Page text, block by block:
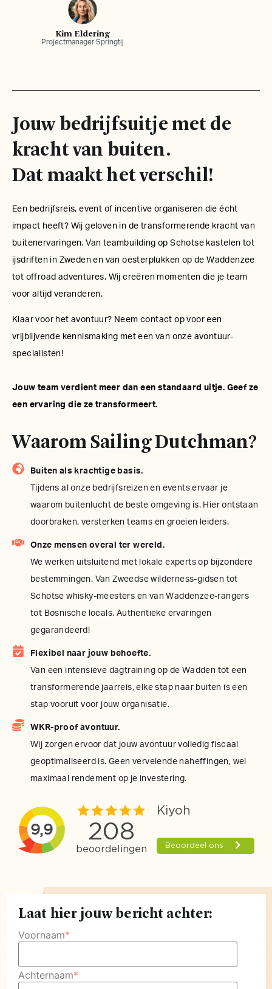
Kim Eldering
Projectmanager Springtij
Jouw bedrijfsuitje met de
kracht van buiten.
Dat maakt het verschil!
Een bedrijfsreis, event of incentive organiseren die écht
impact heeft? Wij geloven in de transformerende kracht van
buitenervaringen. Van teambuilding op Schotse kastelen tot
ijsdriften in Zweden en van oesterplukken op de Waddenzee
tot offroad adventures. Wij creëren momenten die je team
voor altijd veranderen.
Klaar voor het avontuur? Neem contact op voor een
vrijblijvende kennismaking met een van onze avontuur-
specialisten!
Jouw team verdient meer dan een standaard uitje. Geef ze
een ervaring die ze transformeert.
Waarom Sailing Dutchman?
Buiten als krachtige basis.
Tijdens al onze bedrijfsreizen en events ervaar je
waarom buitenlucht de beste omgeving is. Hier ontstaan
doorbraken, versterken teams en groeien leiders.
Onze mensen overal ter wereld.
We werken uitsluitend met lokale experts op bijzondere
bestemmingen. Van Zweedse wilderness-gidsen tot
Schotse whisky-meesters en van Waddenzee-rangers
tot Bosnische locals. Authentieke ervaringen
gegarandeerd!
Flexibel naar jouw behoefte.
Van een intensieve dagtraining op de Wadden tot een
transformerende jaarreis, elke stap naar buiten is een
stap vooruit voor jouw organisatie.
WKR-proof avontuur.
Wij zorgen ervoor dat jouw avontuur volledig fiscaal
geoptimaliseerd is. Geen vervelende naheffingen, wel
maximaal rendement op je investering.
Laat hier jouw bericht achter:
Voornaam*
Achternaam*